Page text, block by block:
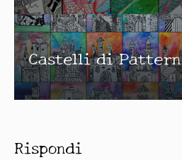
Castelli di Pattern
Rispondi